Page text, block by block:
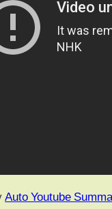
Auto Youtube